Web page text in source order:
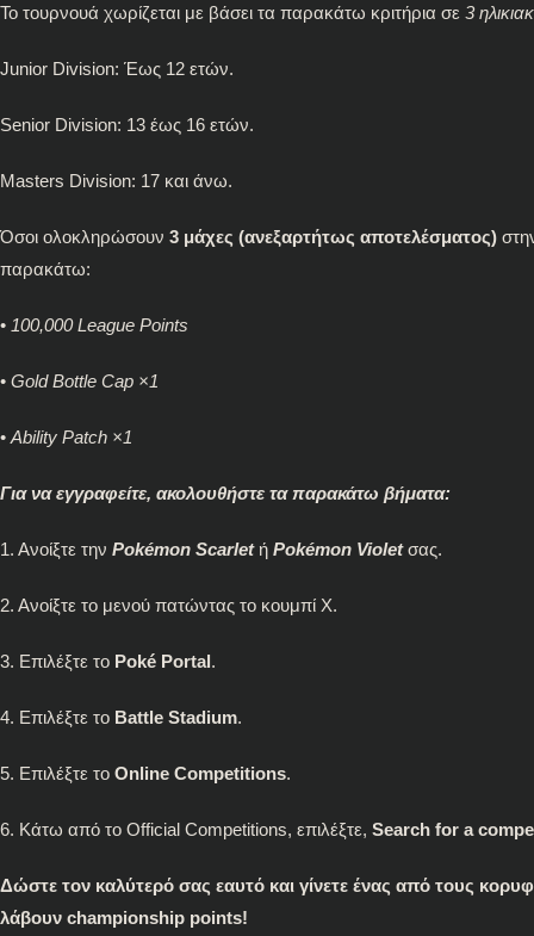
Το τουρνουά χωρίζεται με βάσει τα παρακάτω κριτήρια σε 3
Junior Division: Έως 12 ετών.
Senior Division: 13 έως 16 ετών.
Masters Division: 17 και άνω.
Όσοι ολοκληρώσουν 3 μάχες (ανεξαρτήτως αποτελέσματος)
παρακάτω:
• 100,000 League Points
• Gold Bottle Cap ×1
• Ability Patch ×1
Για να εγγραφείτε, ακολουθήστε τα παρακάτω βήματα:
1. Ανοίξτε την Pokémon Scarletή Pokémon Violetσας.
2. Ανοίξτε το μενού πατώντας το κουμπί X.
3. Επιλέξτε το Poké Portal.
4. Επιλέξτε το Battle Stadium.
5. Επιλέξτε το Online Competitions.
6. Κάτω από το Official Competitions, επιλέξτε, Search for a
Δώστε τον καλύτερό σας εαυτό και γίνετε ένας από τους
λάβουν championship points!